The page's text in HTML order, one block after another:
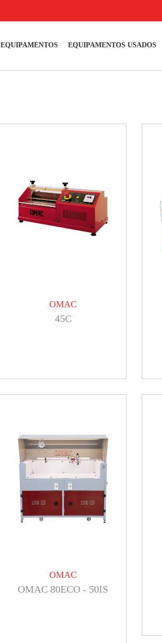
EQUIPAMENTOS EQUIPAMENTOS USADOS
OMAC
45C
OMAC
OMAC 80ECO - 50IS